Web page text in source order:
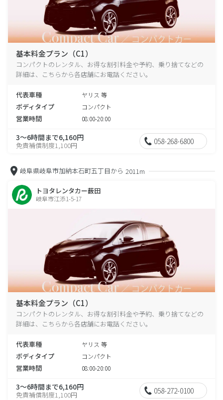
基本料金プラン（C1）
コンパクトのレンタル、お得な割引料金や予約、乗り捨てなどの
詳細は、こちらから各店舗にお電話ください。
代表車種 ヤリス 等
ボディタイプ コンパクト
営業時間 08:00-20:00
3～6時間まで6,160円
免責補償制度1,100円 058-268-6800
岐阜県岐阜市加納本石町五丁目から 2011m
トヨタレンタカー薮田
岐阜市江添1-5-17
基本料金プラン（C1）
コンパクトのレンタル、お得な割引料金や予約、乗り捨てなどの
詳細は、こちらから各店舗にお電話ください。
代表車種 ヤリス 等
ボディタイプ コンパクト
営業時間 08:00-20:00
3～6時間まで6,160円
免責補償制度1,100円 058-272-0100